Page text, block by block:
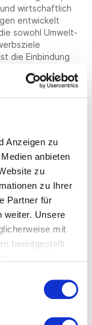
Anzeigen zu
anbieten
zu
zu Ihrer
Partner für
weiter. Unsere
mit
bereitgestellt
wirtschaftlich
entwickelt
sowohl Umwelt-
die Einbindung
des
e.V. aktuelle
Studien
den Bedarf,
dieser
Unternehmen,
Umwelt zu